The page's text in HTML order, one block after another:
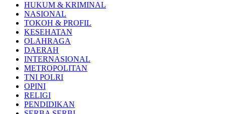
HUKUM & KRIMINAL
NASIONAL
TOKOH & PROFIL
KESEHATAN
OLAHRAGA
DAERAH
INTERNASIONAL
METROPOLITAN
TNI POLRI
OPINI
RELIGI
PENDIDIKAN